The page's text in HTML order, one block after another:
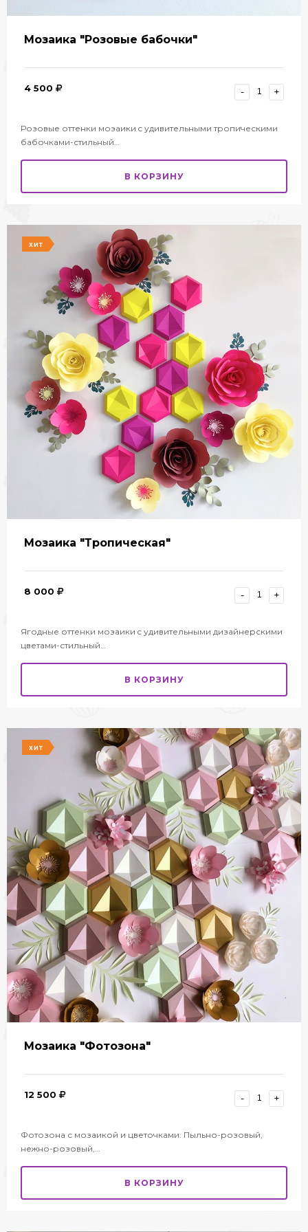
Мозаика "Розовые бабочки"
4 500 - +
Розовые оттенки мозаики c удивительными тропическими
бабочками-стильный…
В КОРЗИНУ
ХИТ
Мозаика "Тропическая"
8 000 - +
Ягодные оттенки мозаики c удивительными дизайнерскими
цветами-стильный…
В КОРЗИНУ
ХИТ
Мозаика "Фотозона"
12 500 - +
Фотозона с мозаикой и цветочками. Пыльно-розовый,
нежно-розовый,…
В КОРЗИНУ